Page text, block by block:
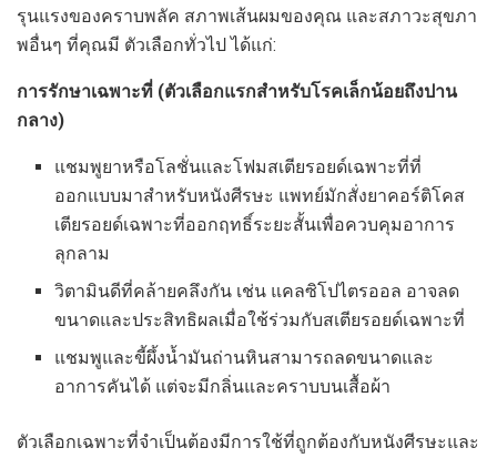
รุนแรงของคราบพลัค สภาพเส้นผมของคุณ และสภาวะสุขภา
พอื่นๆ ที่คุณมี ตัวเลือกทั่วไป ได้แก่:
การรักษาเฉพาะที่ (ตัวเลือกแรกสำหรับโรคเล็กน้อยถึงปาน
กลาง)
แชมพูยาหรือโลชั่นและโฟมสเตียรอยด์เฉพาะที่ที่
ออกแบบมาสำหรับหนังศีรษะ แพทย์มักสั่งยาคอร์ติโคส
เตียรอยด์เฉพาะที่ออกฤทธิ์ระยะสั้นเพื่อควบคุมอาการ
ลุกลาม
วิตามินดีที่คล้ายคลึงกัน เช่น แคลซิโปไตรออล อาจลด
ขนาดและประสิทธิผลเมื่อใช้ร่วมกับสเตียรอยด์เฉพาะที่
แชมพูและขี้ผึ้งน้ำมันถ่านหินสามารถลดขนาดและ
อาการคันได้ แต่จะมีกลิ่นและคราบบนเสื้อผ้า
ตัวเลือกเฉพาะที่จำเป็นต้องมีการใช้ที่ถูกต้องกับหนังศีรษะและ